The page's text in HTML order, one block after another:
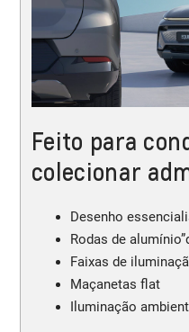
Feito para
colecionar
Desenho
Rodas de
Faixas de
Maçanetas flat
Iluminação